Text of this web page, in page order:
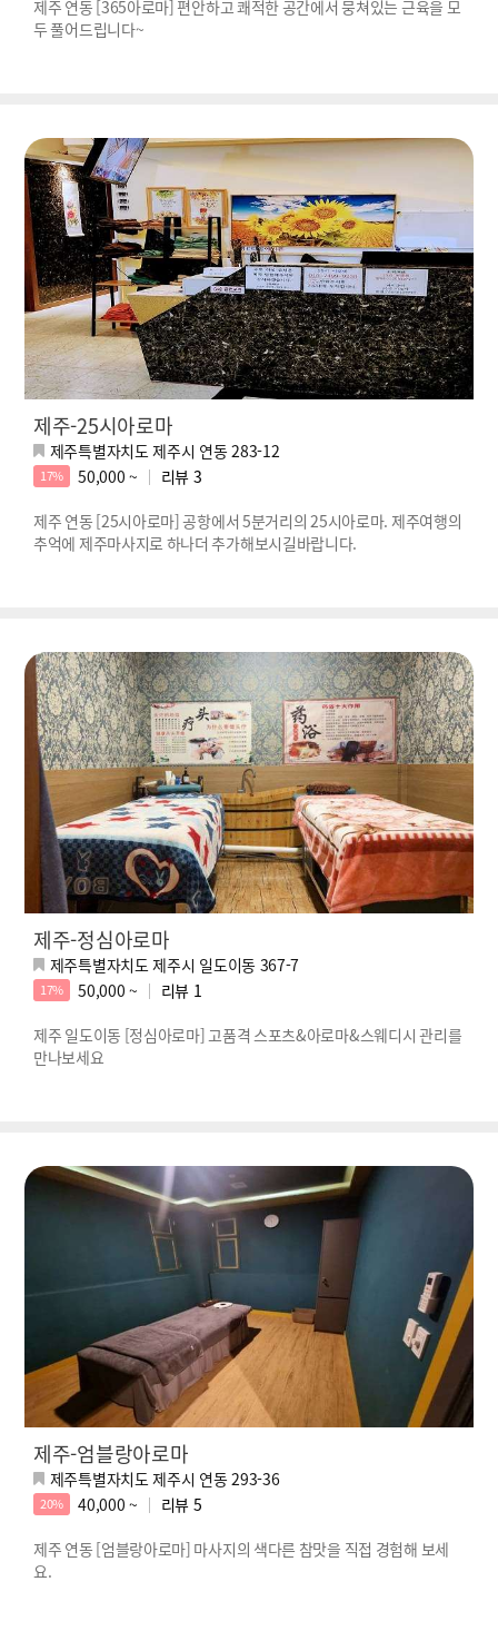
제주 연동 [365아로마] 편안하고 쾌적한 공간에서 뭉쳐있는 근육을 모
두 풀어드립니다~
제주-25시아로마
제주특별자치도 제주시 연동 283-12
17% 50,000 ~ 리뷰 3
제주 연동 [25시아로마] 공항에서 5분거리의 25시아로마. 제주여행의
추억에 제주마사지로 하나더 추가해보시길바랍니다.
제주-정심아로마
제주특별자치도 제주시 일도이동 367-7
17% 50,000 ~ 리뷰 1
제주 일도이동 [정심아로마] 고품격 스포츠&아로마&스웨디시 관리를
만나보세요
제주-엄블랑아로마
제주특별자치도 제주시 연동 293-36
20% 40,000 ~ 리뷰 5
제주 연동 [엄블랑아로마] 마사지의 색다른 참맛을 직접 경험해 보세
요.